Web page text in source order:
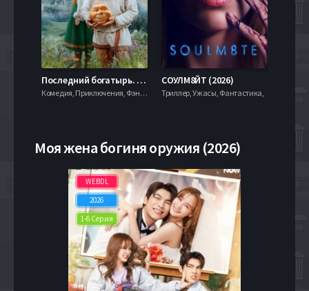
Последний богатырь. Колобок (2026)
Комедия, Приключения, Фэнтези,
СОУЛМ8ЙТ (2026)
Триллер, Ужасы, Фантастика,
Моя жена богиня оружия (2026)
WEBDL
2026
1-6 Серия